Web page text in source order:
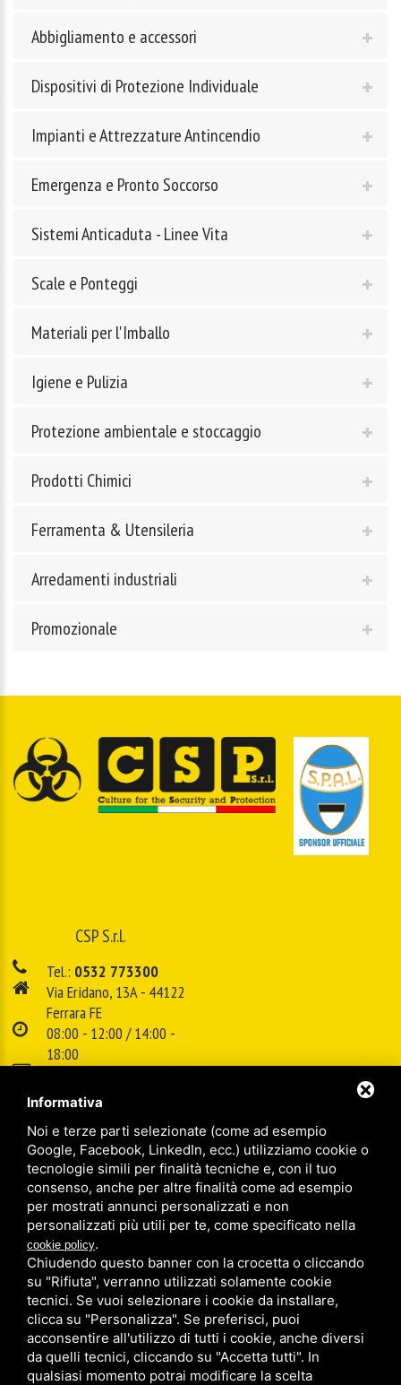
Abbigliamento e accessori
Dispositivi di Protezione Individuale
Impianti e Attrezzature Antincendio
Emergenza e Pronto Soccorso
Sistemi Anticaduta - Linee Vita
Scale e Ponteggi
Materiali per l'Imballo
Igiene e Pulizia
Protezione ambientale e stoccaggio
Prodotti Chimici
Ferramenta & Utensileria
Arredamenti industriali
Promozionale
CSP S.r.l.
Tel.: 0532 773300
Via Eridano, 13A - 44122
Ferrara FE
08:00 - 12:00 / 14:00 -
18:00
info@cspsrl.biz
Sitemap / Privacy policy/Legal
Informativa
Noi e terze parti selezionate (come ad esempio
Google, Facebook, LinkedIn, ecc.) utilizziamo cookie o
tecnologie simili per finalità tecniche e, con il tuo
consenso, anche per altre finalità come ad esempio
per mostrati annunci personalizzati e non
personalizzati più utili per te, come specificato nella
cookie policy.
Chiudendo questo banner con la crocetta o cliccando
su "Rifiuta", verranno utilizzati solamente cookie
tecnici. Se vuoi selezionare i cookie da installare,
clicca su "Personalizza". Se preferisci, puoi
acconsentire all'utilizzo di tutti i cookie, anche diversi
da quelli tecnici, cliccando su "Accetta tutti". In
qualsiasi momento potrai modificare la scelta